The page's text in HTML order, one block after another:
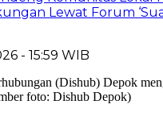
Lewat Forum
- 15:59 WIB